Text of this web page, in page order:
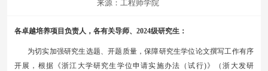
各卓越培养项目负责人，各有关导师、 2024级研究生：
为切实加强研究生选题、开题质量，保障研究生学位论文撰写工作有序
开展，根据《浙江大学研究生学位申请实施办法（试行)》（浙大发研